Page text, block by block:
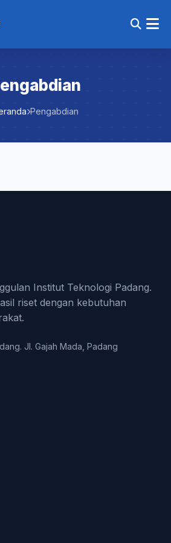
Pengabdian
Institut Teknologi Padang.
riset dengan kebutuhan
Jl. Gajah Mada, Padang